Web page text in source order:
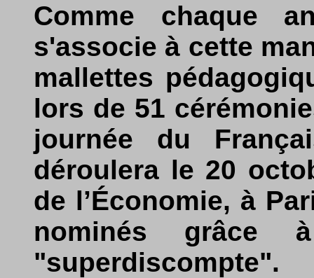
Comme chaque
s'associe à cette
mallettes
lors de 51
journée du
déroulera le 20
de l’Économie, à
nominés grâce
"superdiscompte".